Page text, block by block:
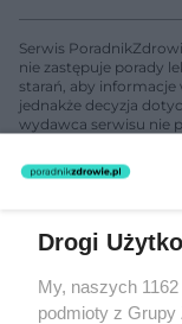
Serwis
nie zastępuje porady
starań, aby
jednakże decyzja
wydawca serwisu nie
nie prowadzi
świadczeń
Żaden utwór
rozpowszechniany
(w tym także
Drogi
My, naszych
podmioty z